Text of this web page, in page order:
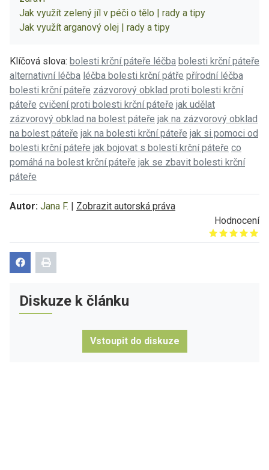
Jak využít zelený jíl v péči o tělo | rady a tipy
Jak využít arganový olej | rady a tipy
Klíčová slova: bolesti krční páteře léčba bolesti krční páteře
alternativní léčba léčba bolesti krční pátře přírodní léčba
bolesti krční páteře zázvorový obklad proti bolesti krční
páteře cvičení proti bolesti krční páteře jak udělat
zázvorový obklad na bolest páteře jak na zázvorový obklad
na bolest páteře jak na bolesti krční páteře jak si pomoci od
bolesti krční páteře jak bojovat s bolestí krční páteře co
pomáhá na bolest krční páteře jak se zbavit bolesti krční
páteře
Autor: Jana F. | Zobrazit autorská práva
Hodnocení
Give it 1/5
Give it 2/5
Give it 3/5
Give it 4/5
Give it 5/5
Diskuze k článku
Vstoupit do diskuze